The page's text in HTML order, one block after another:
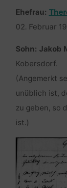
Ehefrau:
02. Februar
Sohn: Jakob
Kobersdorf.
(Angemerkt
unüblich ist,
zu geben, so
ist.)